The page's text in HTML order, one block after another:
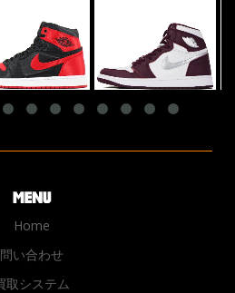
Home
問い合わせ
取システム